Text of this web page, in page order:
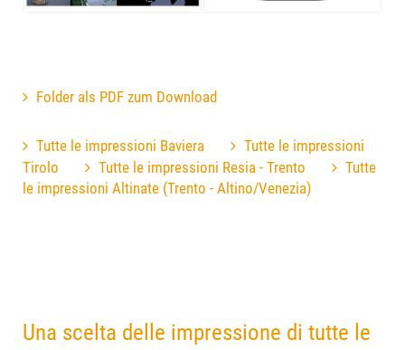
Folder als PDF zum Download
Tutte le impressioni Baviera
Tutte le impressioni
Tirolo
Tutte le impressioni Resia - Trento
Tutte
le impressioni Altinate (Trento - Altino/Venezia)
Una scelta delle impressione di tutte le